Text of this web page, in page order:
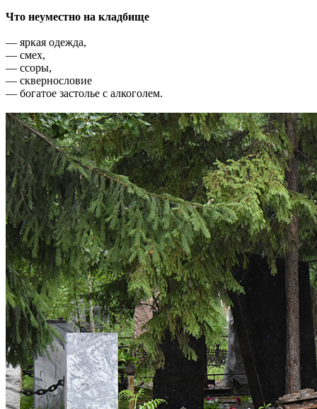
Что неуместно на кладбище
— яркая одежда,
— смех,
— ссоры,
— сквернословие
— богатое застолье с алкоголем.